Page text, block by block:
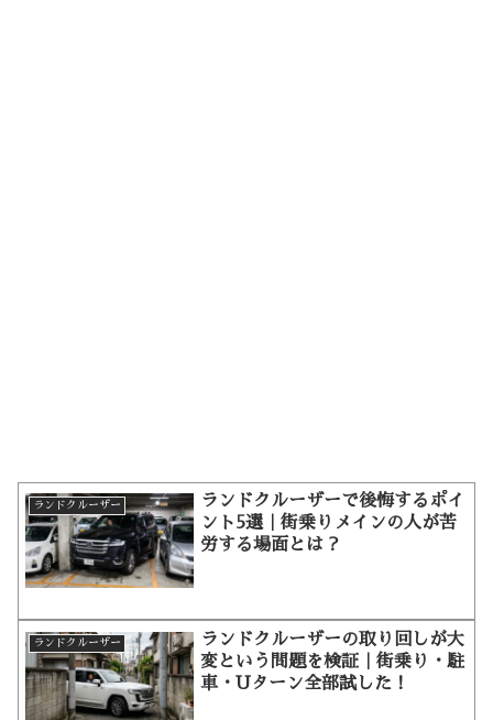
ランドクルーザー
ランドクルーザーで後悔するポイ
ント5選｜街乗りメインの人が苦
労する場面とは？
ランドクルーザー
ランドクルーザーの取り回しが大
変という問題を検証｜街乗り・駐
車・Uターン全部試した！